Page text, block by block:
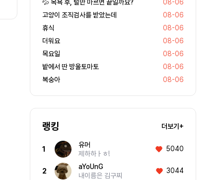
💦 목욕 후, 털만 마르면 끝일까요?
08-06
고양이 조직검사를 받았는데
08-06
휴식
08-06
더워요
08-06
목요일
08-06
밭에서 딴 방울토마토
08-06
복숭아
08-06
랭킹 더보기+
1
유머
제하하ㅏㅎ!
5040
2
aYoUnG
내이름은 김구찌
3044